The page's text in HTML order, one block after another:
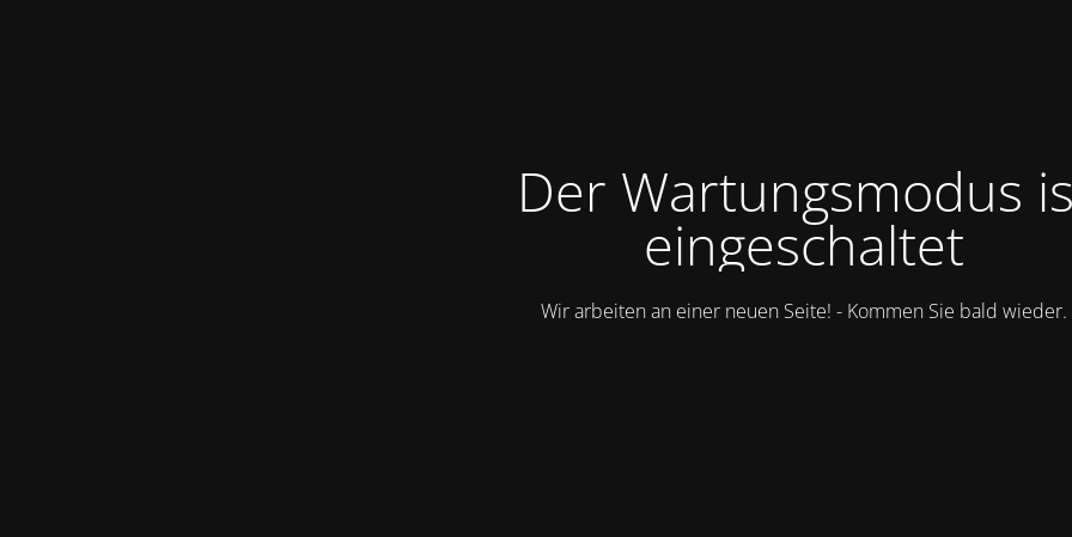
Der Wartungsmodus
eingeschaltet
Wir arbeiten an einer neuen Seite! - Kommen Sie bald wieder.